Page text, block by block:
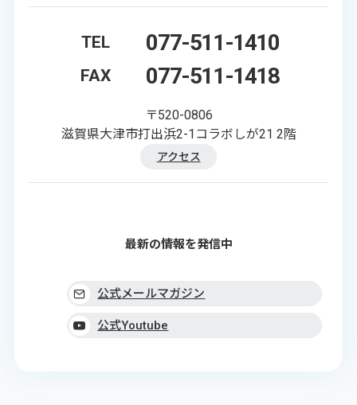
TEL 077-511-1410
FAX 077-511-1418
〒520-0806
滋賀県大津市打出浜2-1コラボしが21 2階
アクセス
最新の情報を発信中
公式メールマガジン
公式Youtube